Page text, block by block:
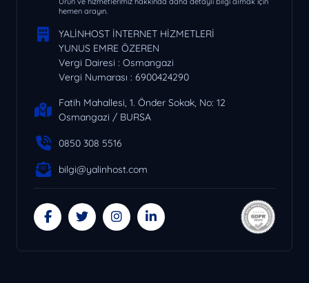
hemen arayın.
YALİNHOST İNTERNET HİZMETLERİ
YUNUS EMRE ÖZEREN
Vergi Dairesi : Osmangazi
Vergi Numarası : 6900424290
Fatih Mahallesi, 1. Önder Sokak, No: 12
Osmangazi / BURSA
0850 308 5516
bilgi@yalinhost.com